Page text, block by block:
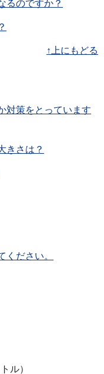
るのですか？
↑上にもどる
対策をとっています
きさは？
ください。
ル）